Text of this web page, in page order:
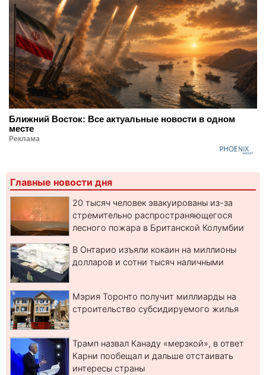
Ближний Восток: Все актуальные новости в одном
месте
Реклама
Главные новости дня
20 тысяч человек эвакуированы из-за
стремительно распространяющегося
лесного пожара в Британской Колумбии
В Онтарио изъяли кокаин на миллионы
долларов и сотни тысяч наличными
Мэрия Торонто получит миллиарды на
строительство субсидируемого жилья
Трамп назвал Канаду «мерзкой», в ответ
Карни пообещал и дальше отстаивать
интересы страны